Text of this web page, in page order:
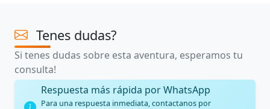
Tenes dudas?
Si tenes dudas sobre esta aventura, esperamos tu
consulta!
Respuesta más rápida por WhatsApp
Para una respuesta inmediata, contactanos por